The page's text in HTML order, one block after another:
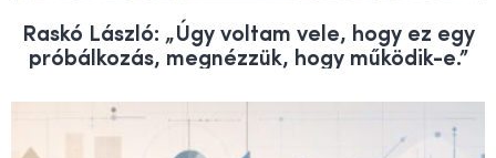
Raskó László: „Úgy voltam vele, hogy ez egy
próbálkozás, megnézzük, hogy működik-e.”